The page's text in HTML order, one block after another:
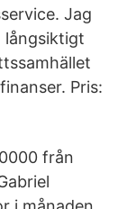
Jag
långsiktigt
Pris:
från